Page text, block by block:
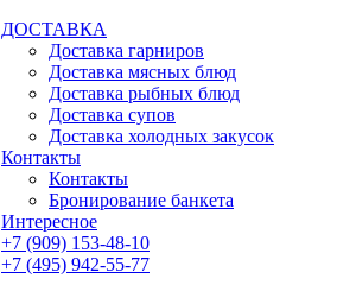
ДОСТАВКА
Доставка гарниров
Доставка мясных блюд
Доставка рыбных блюд
Доставка супов
Доставка холодных закусок
Контакты
Контакты
Бронирование банкета
Интересное
+7 (909) 153-48-10
+7 (495) 942-55-77